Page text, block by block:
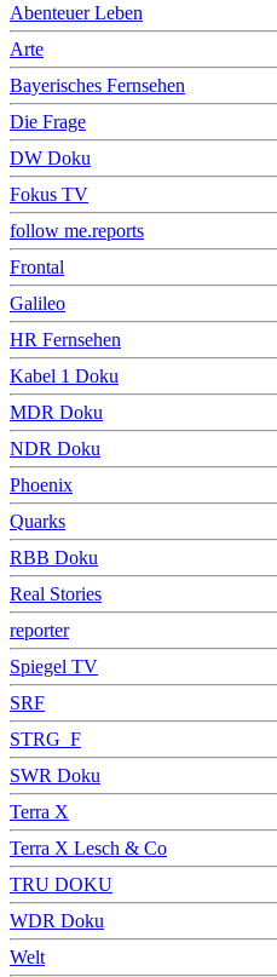
Abenteuer Leben
Arte
Bayerisches Fernsehen
Die Frage
DW Doku
Fokus TV
follow me.reports
Frontal
Galileo
HR Fernsehen
Kabel 1 Doku
MDR Doku
NDR Doku
Phoenix
Quarks
RBB Doku
Real Stories
reporter
Spiegel TV
SRF
STRG_F
SWR Doku
Terra X
Terra X Lesch & Co
TRU DOKU
WDR Doku
Welt